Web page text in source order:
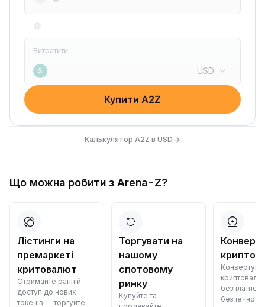
Витратити
$ USD
Купити A2Z
Калькулятор A2Z в USD→
Що можна робити з Arena-Z?
Лістинги на
премаркеті
критовалют
Отримайте ранній
доступ до нових
токенів — торгуйте
Торгувати на
нашому
спотовому
ринку
Купуйте та
безплатно
безпечно й